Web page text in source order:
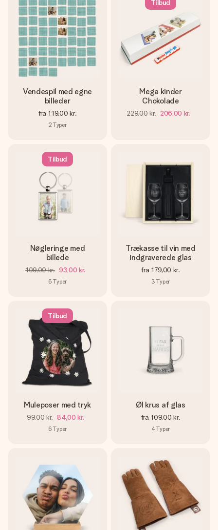
Vendespil med egne
billeder
fra 119,00 kr.
2 Typer
Tilbud
Mega kinder
Chokolade
229,00 kr. 206,00 kr.
Tilbud
Nøgleringe med
billede
109,00 kr. 93,00 kr.
6 Typer
Trækasse til vin med
indgraverede glas
fra 179,00 kr.
3 Typer
Tilbud
Muleposer med tryk
99,00 kr. 84,00 kr.
6 Typer
Øl krus af glas
fra 109,00 kr.
4Typer